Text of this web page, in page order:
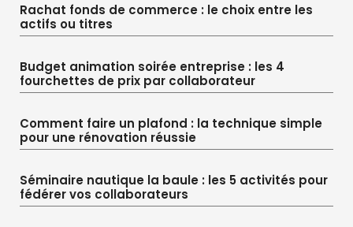
Rachat fonds de commerce : le choix entre les
actifs ou titres
Budget animation soirée entreprise : les 4
fourchettes de prix par collaborateur
Comment faire un plafond : la technique simple
pour une rénovation réussie
Séminaire nautique la baule : les 5 activités pour
fédérer vos collaborateurs